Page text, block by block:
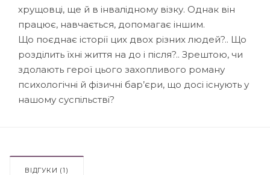
хрущовці, ще й в інвалідному візку. Однак він
працює, навчається, допомагає іншим.
Що поєднає історії цих двох різних людей?.. Що
розділить їхні життя на до і після?.. Зрештою, чи
здолають герої цього захопливого роману
психологічні й фізичні бар’єри, що досі існують у
нашому суспільстві?
ВІДГУКИ (1)